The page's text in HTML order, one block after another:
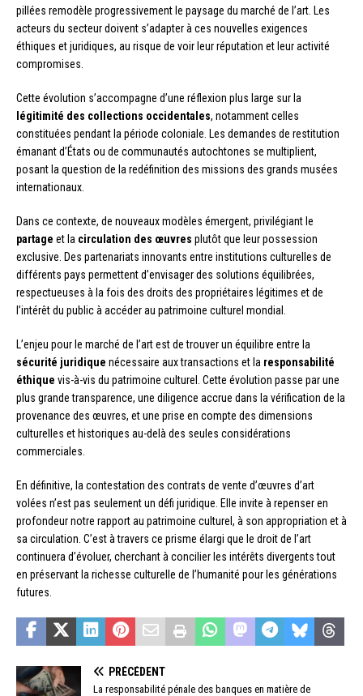
pillées remodèle progressivement le paysage du marché de l’art. Les
acteurs du secteur doivent s’adapter à ces nouvelles exigences
éthiques et juridiques, au risque de voir leur réputation et leur activité
compromises.
Cette évolution s’accompagne d’une réflexion plus large sur la
légitimité des collections occidentales, notamment celles
constituées pendant la période coloniale. Les demandes de restitution
émanant d’États ou de communautés autochtones se multiplient,
posant la question de la redéfinition des missions des grands musées
internationaux.
Dans ce contexte, de nouveaux modèles émergent, privilégiant le
partage et la circulation des œuvres plutôt que leur possession
exclusive. Des partenariats innovants entre institutions culturelles de
différents pays permettent d’envisager des solutions équilibrées,
respectueuses à la fois des droits des propriétaires légitimes et de
l’intérêt du public à accéder au patrimoine culturel mondial.
L’enjeu pour le marché de l’art est de trouver un équilibre entre la
sécurité juridique nécessaire aux transactions et la responsabilité
éthique vis-à-vis du patrimoine culturel. Cette évolution passe par une
plus grande transparence, une diligence accrue dans la vérification de la
provenance des œuvres, et une prise en compte des dimensions
culturelles et historiques au-delà des seules considérations
commerciales.
En définitive, la contestation des contrats de vente d’œuvres d’art
volées n’est pas seulement un défi juridique. Elle invite à repenser en
profondeur notre rapport au patrimoine culturel, à son appropriation et à
sa circulation. C’est à travers ce prisme élargi que le droit de l’art
continuera d’évoluer, cherchant à concilier les intérêts divergents tout
en préservant la richesse culturelle de l’humanité pour les générations
futures.
PRÉCÉDENT
La responsabilité pénale des banques en matière de